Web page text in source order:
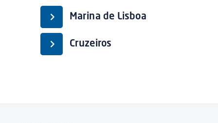
Marina de Lisboa
Cruzeiros